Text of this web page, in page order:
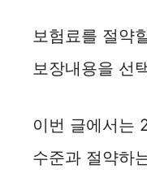
보험료를 절약
보장내용을 선
이번 글에서는
수준과 절약하